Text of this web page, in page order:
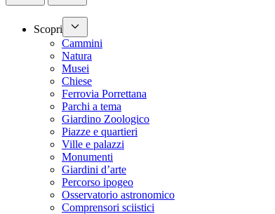
Scopri
Cammini
Natura
Musei
Chiese
Ferrovia Porrettana
Parchi a tema
Giardino Zoologico
Piazze e quartieri
Ville e palazzi
Monumenti
Giardini d’arte
Percorso ipogeo
Osservatorio astronomico
Comprensori sciistici